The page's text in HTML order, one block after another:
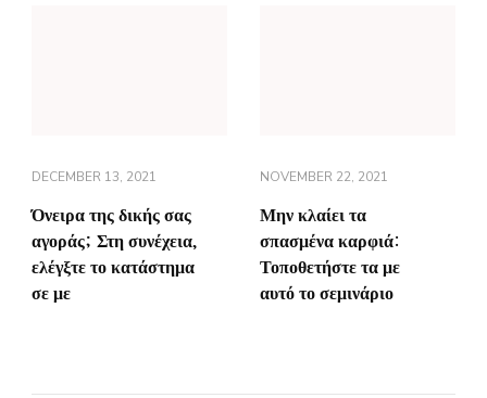
DECEMBER 13, 2021
Όνειρα της δικής σας
αγοράς; Στη συνέχεια,
ελέγξτε το κατάστημα
σε με
NOVEMBER 22, 2021
Μην κλαίει τα
σπασμένα καρφιά:
Τοποθετήστε τα με
αυτό το σεμινάριο